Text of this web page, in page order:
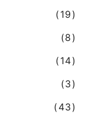
(19)
(8)
(14)
(3)
(43)